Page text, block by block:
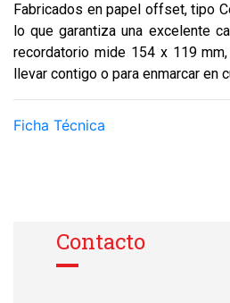
Fabricados en papel offset, tipo
lo que garantiza una excelente
recordatorio mide 154 x 119
llevar contigo o para enmarcar en
Ficha Técnica
Contacto